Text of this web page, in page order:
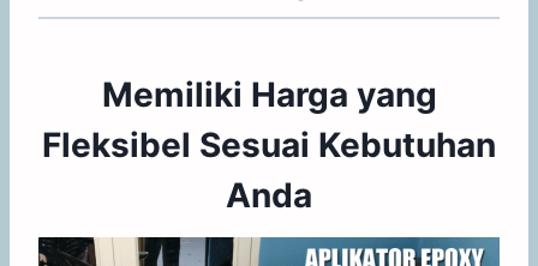
Memiliki Harga yang
Fleksibel Sesuai Kebutuhan
Anda